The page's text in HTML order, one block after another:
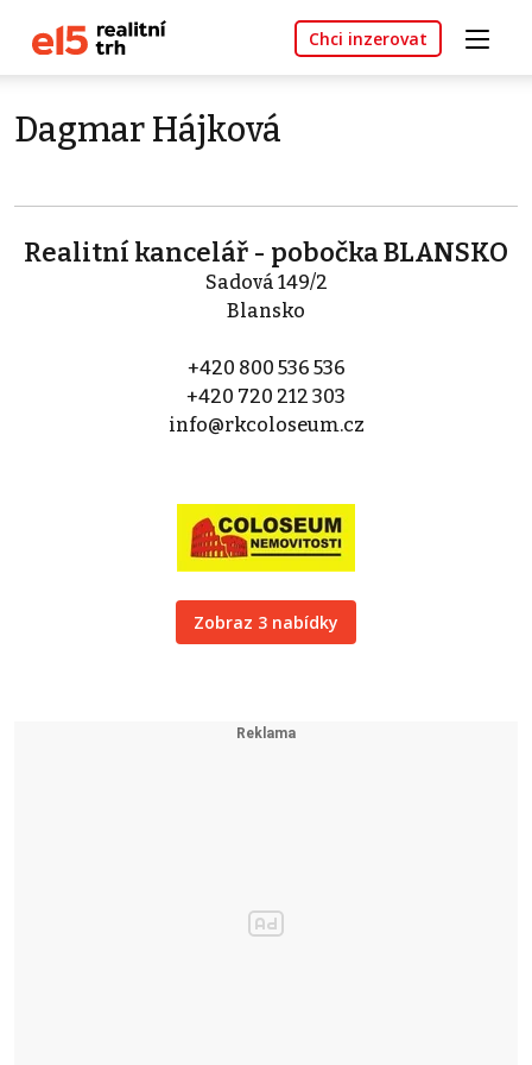
Chci inzerovat
Dagmar Hájková
Realitní kancelář - pobočka BLANSKO
Sadová 149/2
Blansko
+420 800 536 536
+420 720 212 303
info@rkcoloseum.cz
Zobraz 3 nabídky